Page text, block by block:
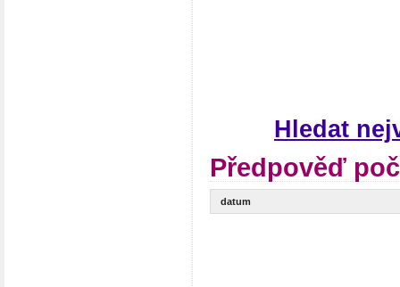
Hledat
Předpověď
datum